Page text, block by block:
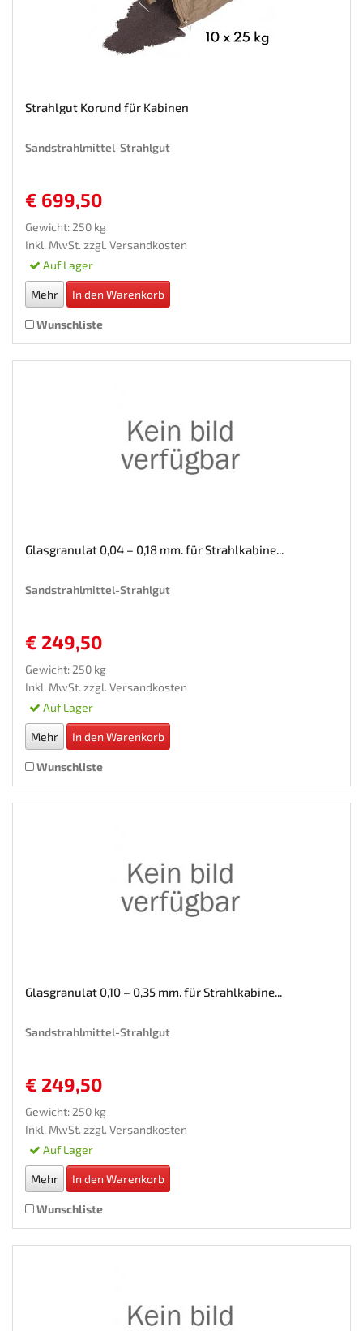
Strahlgut Korund für Kabinen
Sandstrahlmittel-Strahlgut
€ 699,50
Gewicht: 250 kg
Inkl. MwSt. zzgl. Versandkosten
Auf Lager
Mehr In den Warenkorb
Wunschliste
Glasgranulat 0,04 – 0,18 mm. für Strahlkabine...
Sandstrahlmittel-Strahlgut
€ 249,50
Gewicht: 250 kg
Inkl. MwSt. zzgl. Versandkosten
Auf Lager
Mehr In den Warenkorb
Wunschliste
Glasgranulat 0,10 – 0,35 mm. für Strahlkabine...
Sandstrahlmittel-Strahlgut
€ 249,50
Gewicht: 250 kg
Inkl. MwSt. zzgl. Versandkosten
Auf Lager
Mehr In den Warenkorb
Wunschliste